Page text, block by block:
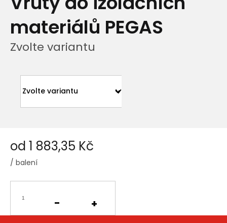
materiálů PEGAS
Zvolte variantu
od 1 883,35 Kč
/ balení
cena: